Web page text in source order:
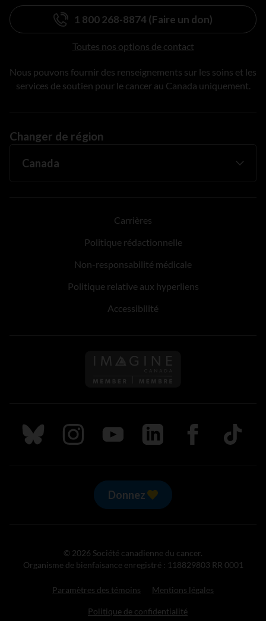
1 800 268-8874 (Faire un don)
Toutes nos options de contact
Nous pouvons fournir des renseignements sur les soins et les
services de soutien pour le cancer au Canada uniquement.
Changer de région
Carrières
Politique rédactionnelle
Non-responsabilité médicale
Politique relative aux hyperliens
Accessibilité
Suivez nous sur Bluesky
Suivez nous sur Instagram
Suivez nous sur Youtube
Suivez nous sur LinkedIn
Suivez nous sur
TikTok
Donnez
© 2026 Société canadienne du cancer.
Organisme de bienfaisance enregistré : 118829803 RR 0001
Paramètres des témoins Mentions légales
Politique de confidentialité